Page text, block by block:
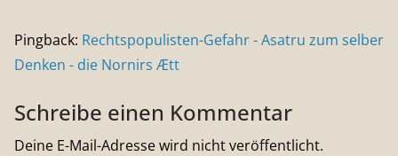
Pingback: Rechtspopulisten-Gefahr - Asatru zum selber
Denken - die Nornirs Ætt
Schreibe einen Kommentar
Deine E-Mail-Adresse wird nicht veröffentlicht.